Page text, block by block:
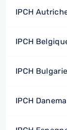
IPCH
IPCH
IPCH Bulgarie
IPCH